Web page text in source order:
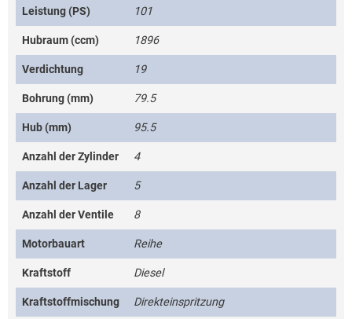
Leistung (PS) 101
Hubraum (ccm) 1896
Verdichtung 19
Bohrung (mm) 79.5
Hub (mm) 95.5
Anzahl der Zylinder 4
Anzahl der Lager 5
Anzahl der Ventile 8
Motorbauart Reihe
Kraftstoff Diesel
Kraftstoffmischung Direkteinspritzung